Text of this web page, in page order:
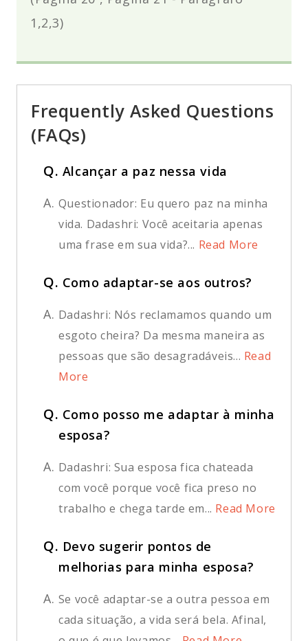
1,2,3)
Frequently Asked Questions
(FAQs)
Q. Alcançar a paz nessa vida
A. Questionador: Eu quero paz na minha
vida. Dadashri: Você aceitaria apenas
uma frase em sua vida?... Read More
Q. Como adaptar-se aos outros?
A. Dadashri: Nós reclamamos quando um
esgoto cheira? Da mesma maneira as
pessoas que são desagradáveis... Read
More
Q. Como posso me adaptar à minha
esposa?
A. Dadashri: Sua esposa fica chateada
com você porque você fica preso no
trabalho e chega tarde em... Read More
Q. Devo sugerir pontos de
melhorias para minha esposa?
A. Se você adaptar-se a outra pessoa em
cada situação, a vida será bela. Afinal,